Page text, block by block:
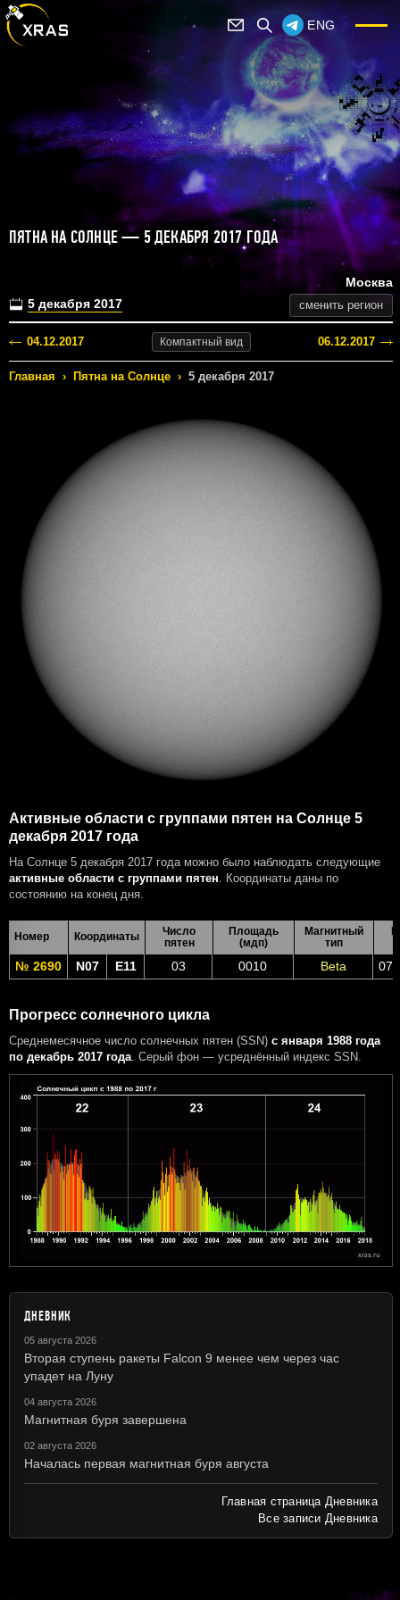
ENG
ПЯТНА НА СОЛНЦЕ — 5 ДЕКАБРЯ 2017 ГОДА
5 декабря 2017
Москва
сменить регион
04.12.2017 Компактный вид 06.12.2017
Главная › Пятна на Солнце › 5 декабря 2017
Активные области с группами пятен на Солнце 5
декабря 2017 года
На Солнце 5 декабря 2017 года можно было наблюдать следующие
активные области с группами пятен . Координаты даны по
состоянию на конец дня.
Номер Координаты
Число
пятен
Площадь
(мдп)
Магнитный
тип
В
№ 2690 N07 E11 03 0010 Beta 07
Прогресс солнечного цикла
Среднемесячное число солнечных пятен (SSN) с января 1988 года
по декабрь 2017 года . Серый фон — усреднённый индекс SSN.
ДНЕВНИК
05 августа 2026
Вторая ступень ракеты Falcon 9 менее чем через час
упадет на Луну
04 августа 2026
Магнитная буря завершена
02 августа 2026
Началась первая магнитная буря августа
Главная страница Дневника
Все записи Дневника